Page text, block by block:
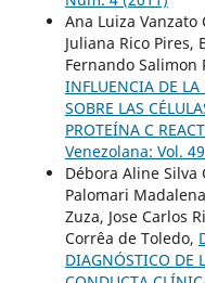
Ana Luiza
Juliana Rico Pires,
Fernando Salimon
INFLUENCIA DE LA
SOBRE LAS
PROTEÍNA C
Venezolana: Vol.
Débora Aline Silva
Palomari
Zuza, Jose Carlos
Corrêa de Toledo,
DIAGNÓSTICO DE